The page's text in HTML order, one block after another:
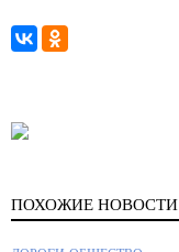
ПОХОЖИЕ НОВОСТИ